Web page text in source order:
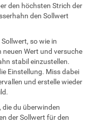
den höchsten Strich der
den Sollwert
so wie in
neuen Wert und versuche
stabil einzustellen.
Einstellung. Miss dabei
und erstelle wieder
die du überwinden
der Sollwert für den